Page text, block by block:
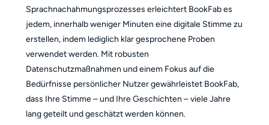
Sprachnachahmungsprozesses erleichtert BookFab es
jedem, innerhalb weniger Minuten eine digitale Stimme zu
erstellen, indem lediglich klar gesprochene Proben
verwendet werden. Mit robusten
Datenschutzmaßnahmen und einem Fokus auf die
Bedürfnisse persönlicher Nutzer gewährleistet BookFab,
dass Ihre Stimme – und Ihre Geschichten – viele Jahre
lang geteilt und geschätzt werden können.